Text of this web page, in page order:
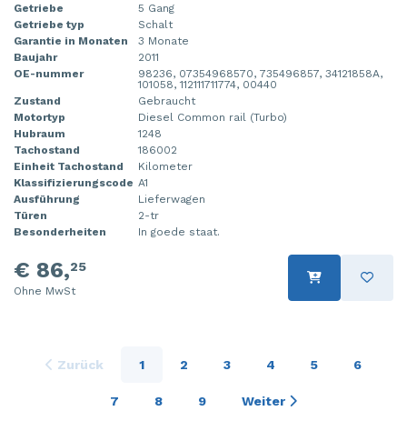
Getriebe
5 Gang
Getriebe typ
Schalt
Garantie in Monaten
3 Monate
Baujahr
2011
OE-nummer
98236, 07354968570, 735496857, 34121858A,
101058, 112111711774, 00440
Zustand
Gebraucht
Motortyp
Diesel Common rail (Turbo)
Hubraum
1248
Tachostand
186002
Einheit Tachostand
Kilometer
Klassifizierungscode A1
Ausführung
Lieferwagen
Türen
2-tr
Besonderheiten
In goede staat.
€ 86,25
Ohne MwSt
Zurück 1 2 3 4 5 6
7 8 9 Weiter